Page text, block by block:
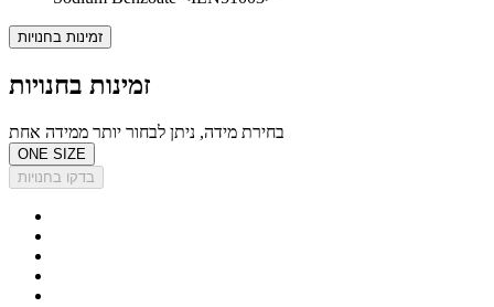
זמינות בחנויות
זמינות בחנויות
בחירת מידה, ניתן לבחור יותר ממידה אחת
ONE SIZE
בדקו בחנויות